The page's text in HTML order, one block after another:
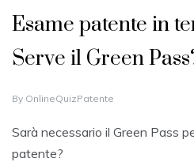
Esame patente in
Serve il Green
1
A
U
G
By OnlineQuizPatente
Sarà necessario il Green Pass
patente?